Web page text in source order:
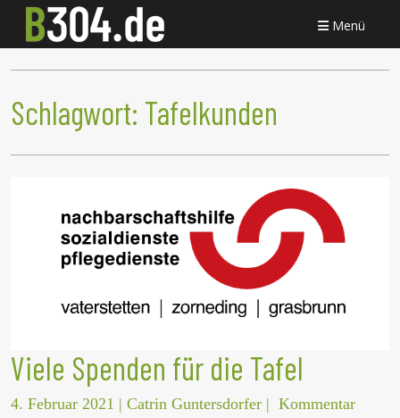
Menü
Schlagwort: Tafelkunden
Viele Spenden für die Tafel
4. Februar 2021 | Catrin Guntersdorfer | Kommentar